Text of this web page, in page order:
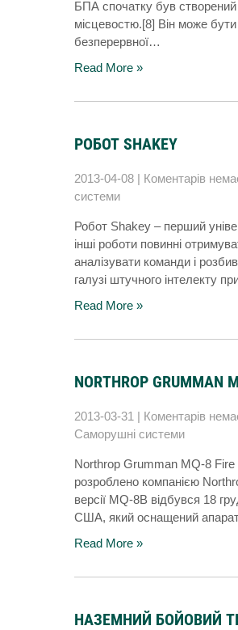
БПА спочатку був створений
місцевостю.[8] Він може
безперервної…
Read More »
РОБОТ SHAKEY
2013-04-08 | Коментарів
системи
Робот Shakey – перший
інші роботи повинні
аналізувати команди і
галузі штучного інтелекту
Read More »
NORTHROP GRUMMAN
2013-03-31 | Коментарів
Саморушні системи
Northrop Grumman MQ-8 Fire
розроблено компанією
версії MQ-8B відбувся 18
США, який оснащений
Read More »
НАЗЕМНИЙ БОЙОВИЙ